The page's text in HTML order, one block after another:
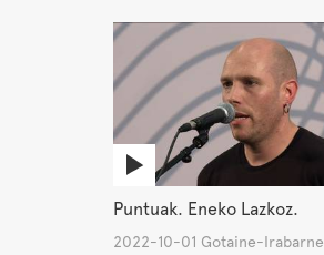
Puntuak. Eneko Lazkoz.
2022-10-01 Gotaine-Irabarne